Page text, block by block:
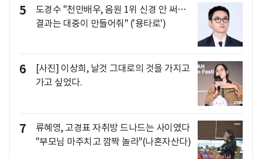
5
도경수 "천만배우, 음원 1위 신경 안 써…
결과는 대중이 만들어줘" ('용타로')
6
[사진] 이상희, 날것 그대로의 것을 가지고
가고 싶었다.
7
류혜영, 고경표 자취방 드나드는 사이였다
"부모님 마주치고 깜짝 놀라"(나혼자산다)